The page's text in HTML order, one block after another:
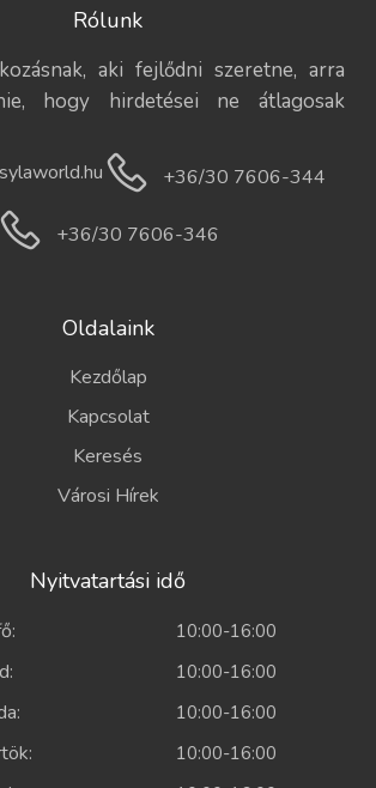
Rólunk
aki fejlődni szeretne, arra
hogy hirdetései ne átlagosak
+36/30 7606-344
+36/30 7606-346
Oldalaink
Kezdőlap
Kapcsolat
Keresés
Városi Hírek
Nyitvatartási idő
10:00-16:00
10:00-16:00
10:00-16:00
10:00-16:00